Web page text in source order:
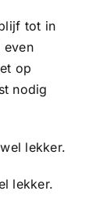
tot in
even
op
nodig
lekker.